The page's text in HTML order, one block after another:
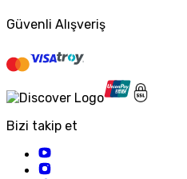
Güvenli Alışveriş
Bizi takip et